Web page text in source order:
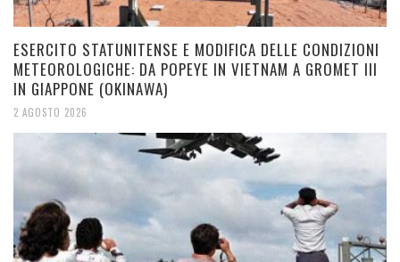
ESERCITO STATUNITENSE E MODIFICA DELLE CONDIZIONI
METEOROLOGICHE: DA POPEYE IN VIETNAM A GROMET III
IN GIAPPONE (OKINAWA)
2 AGOSTO 2026